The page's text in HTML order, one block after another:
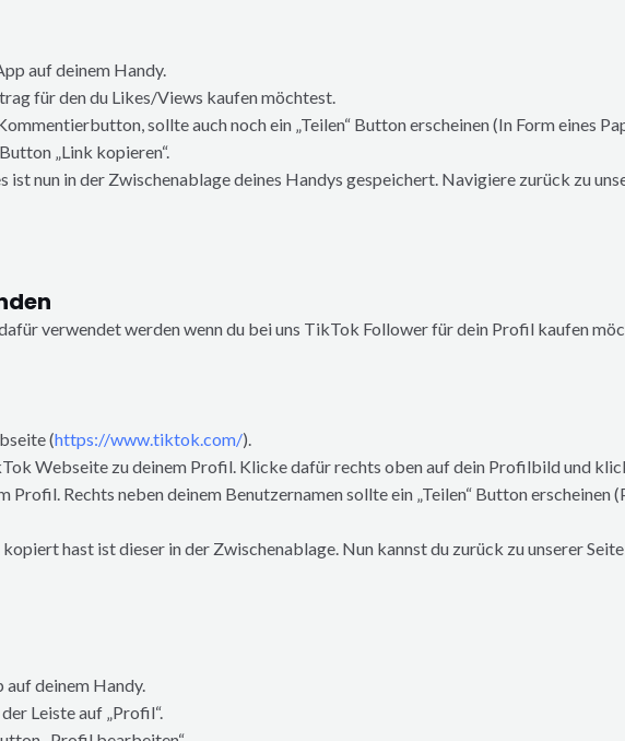
auf deinem Handy.
für den du Likes/Views kaufen möchtest.
sollte auch noch ein „Teilen“ Button erscheinen (In Form eines
„Link kopieren“.
ist nun in der Zwischenablage deines Handys gespeichert. Navigiere zurück zu
verwendet werden wenn du bei uns TikTok Follower für dein Profil kaufen
(https://www.tiktok.com/).
Webseite zu deinem Profil. Klicke dafür rechts oben auf dein Profilbild und
Profil. Rechts neben deinem Benutzernamen sollte ein „Teilen“ Button
hast ist dieser in der Zwischenablage. Nun kannst du zurück zu unserer
deinem Handy.
Leiste auf „Profil“.